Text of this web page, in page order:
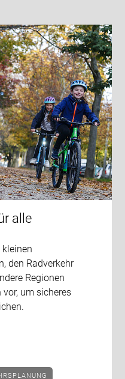
alle
den Radverkehr
Regionen
um sicheres